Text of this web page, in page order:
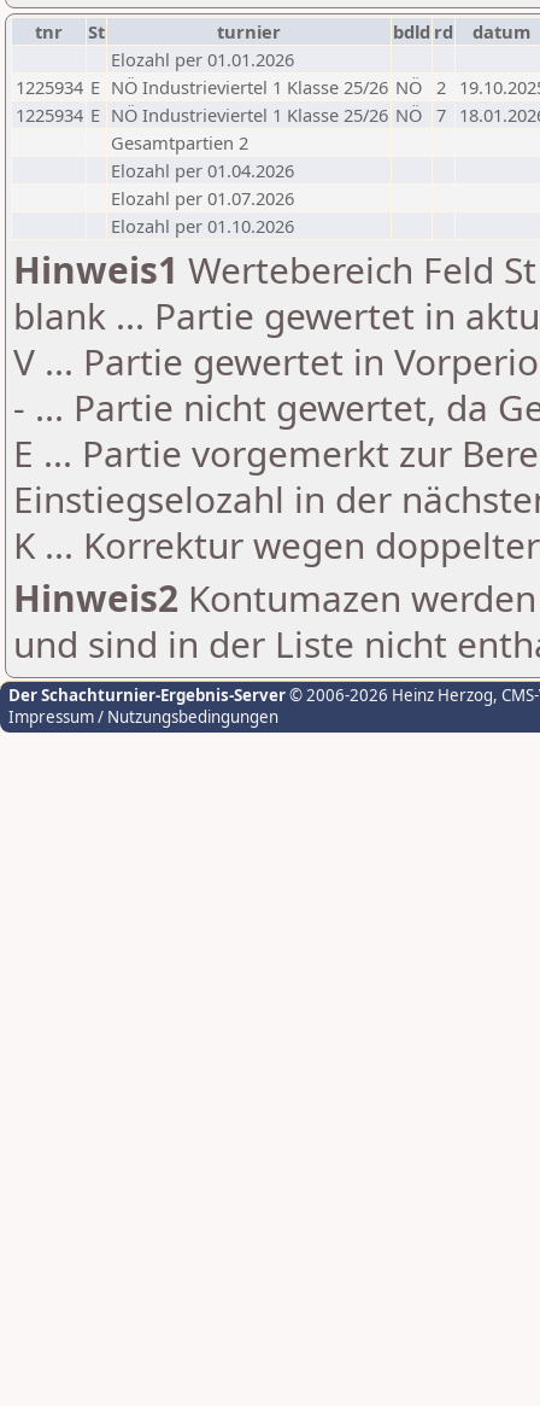
tnr St turnier bdld rd
datum
Elozahl per 01.01.2026
1225934 E NÖ Industrieviertel 1 Klasse 25/26 NÖ 2
1225934 E NÖ Industrieviertel 1 Klasse 25/26 NÖ 7
Gesamtpartien 2
Elozahl per 01.04.2026
Elozahl per 01.07.2026
Elozahl per 01.10.2026
Hinweis1 Wertebereich Feld
blank ... Partie gewertet in
V ... Partie gewertet in
- ... Partie nicht gewertet, da
E ... Partie vorgemerkt zur
Einstiegselozahl in der
K ... Korrektur wegen
Hinweis2 Kontumazen
und sind in der Liste nicht
Der Schachturnier-Ergebnis-Server© 2006-2026 Heinz Herzog,
Impressum / Nutzungsbedingungen